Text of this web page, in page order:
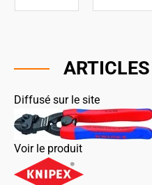
Diffusé sur le site
Voir le produit